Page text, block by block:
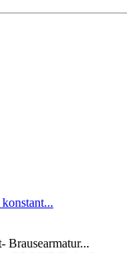
Brausearmatur...